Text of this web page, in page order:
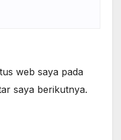
web saya pada
saya berikutnya.